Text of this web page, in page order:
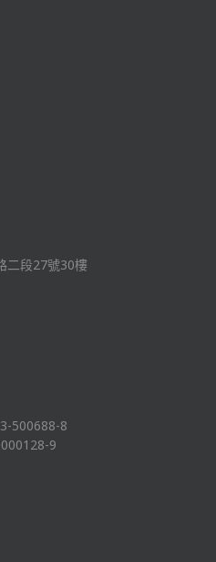
二段27號30樓
500688-8
9